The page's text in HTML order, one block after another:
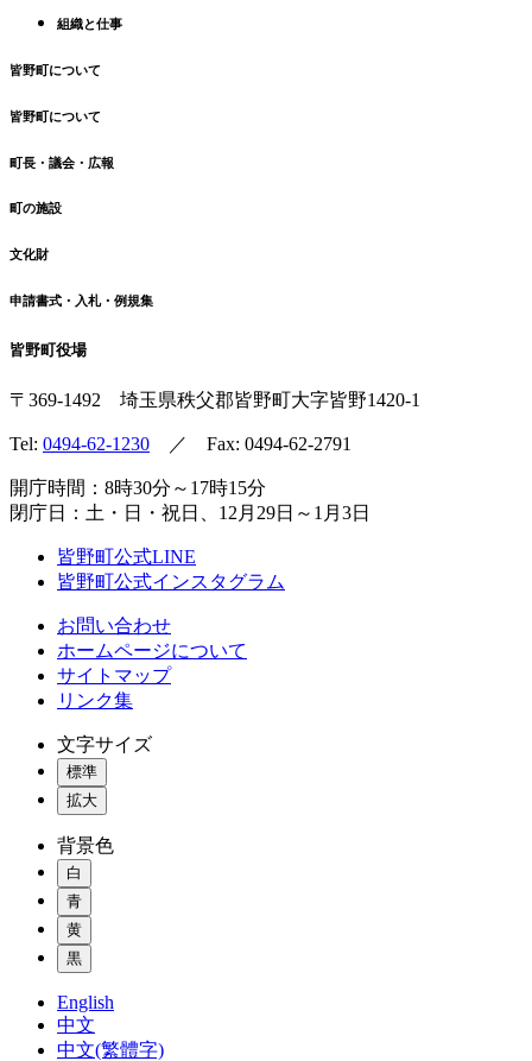
組織と仕事
皆野町について
皆野町について
町長・議会・広報
町の施設
文化財
申請書式・入札・例規集
皆野町役場
〒369-1492 埼玉県秩父郡皆野町大字皆野1420-1
Tel: 0494-62-1230 ／ Fax: 0494-62-2791
開庁時間：8時30分～17時15分
閉庁日：土・日・祝日、12月29日～1月3日
皆野町公式LINE
皆野町公式インスタグラム
お問い合わせ
ホームページについて
サイトマップ
リンク集
文字サイズ
標準
拡大
背景色
白
青
黄
黒
English
中文
中文(繁體字)